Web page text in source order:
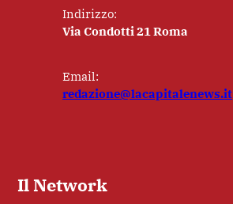
Indirizzo:
Via Condotti 21 Roma
Email:
redazione@lacapitalenews.it
Il Network